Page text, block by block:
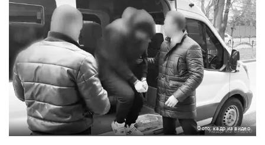
Фото: кадр из видео